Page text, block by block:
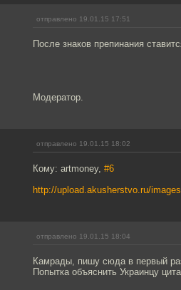
отправлено 19.01.15 17:51
После знаков препинания
Модератор.
отправлено 19.01.15 18:02
Кому: artmoney, #6
http://upload.akusherstvo.ru/
отправлено 19.01.15 18:04
Камрады, пишу сюда в первый
Попытка объяснить Украинцу